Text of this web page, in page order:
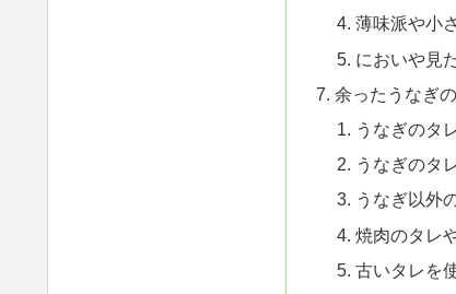
薄味派や小
においや見
余ったうなぎ
うなぎのタ
うなぎのタ
うなぎ以外
焼肉のタレ
古いタレを